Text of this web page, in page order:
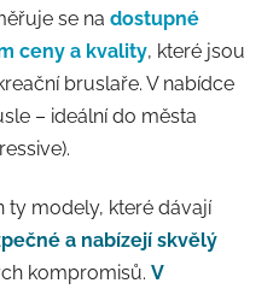
se na dostupné
ceny a kvality, které jsou
bruslaře. V nabídce
– ideální do města
ty modely, které dávají
a nabízejí skvělý
kompromisů. V